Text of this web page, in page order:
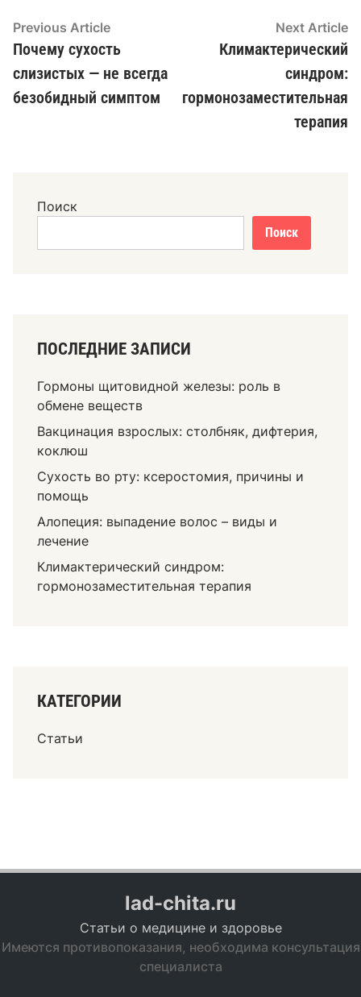
Навигация
по
записям
Previous ArticlePrevious
article:
Почему сухость
слизистых — не всегда
безобидный симптом
Next Article
Климактерический
синдром:
гормонозаместительная
терапия
Поиск
Поиск
ПОСЛЕДНИЕ ЗАПИСИ
Гормоны щитовидной железы: роль в
обмене веществ
Вакцинация взрослых: столбняк, дифтерия,
коклюш
Сухость во рту: ксеростомия, причины и
помощь
Алопеция: выпадение волос – виды и
лечение
Климактерический синдром:
гормонозаместительная терапия
КАТЕГОРИИ
Статьи
lad-chita.ru
Статьи о медицине и здоровье
Имеются противопоказания, необходима консультация
специалиста